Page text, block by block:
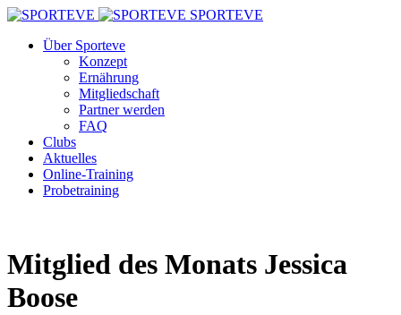
SPORTEVE
Über Sporteve
Konzept
Ernährung
Mitgliedschaft
Partner werden
FAQ
Clubs
Aktuelles
Online-Training
Probetraining
Mitglied des Monats Jessica
Boose